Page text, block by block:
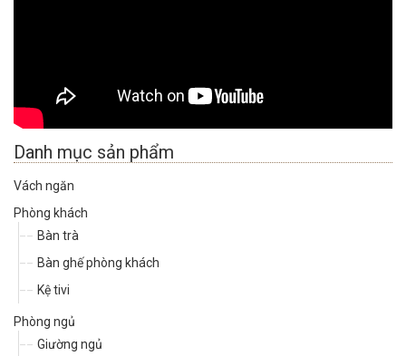
Danh mục sản phẩm
Vách ngăn
Phòng khách
Bàn trà
Bàn ghế phòng khách
Kệ tivi
Phòng ngủ
Giường ngủ